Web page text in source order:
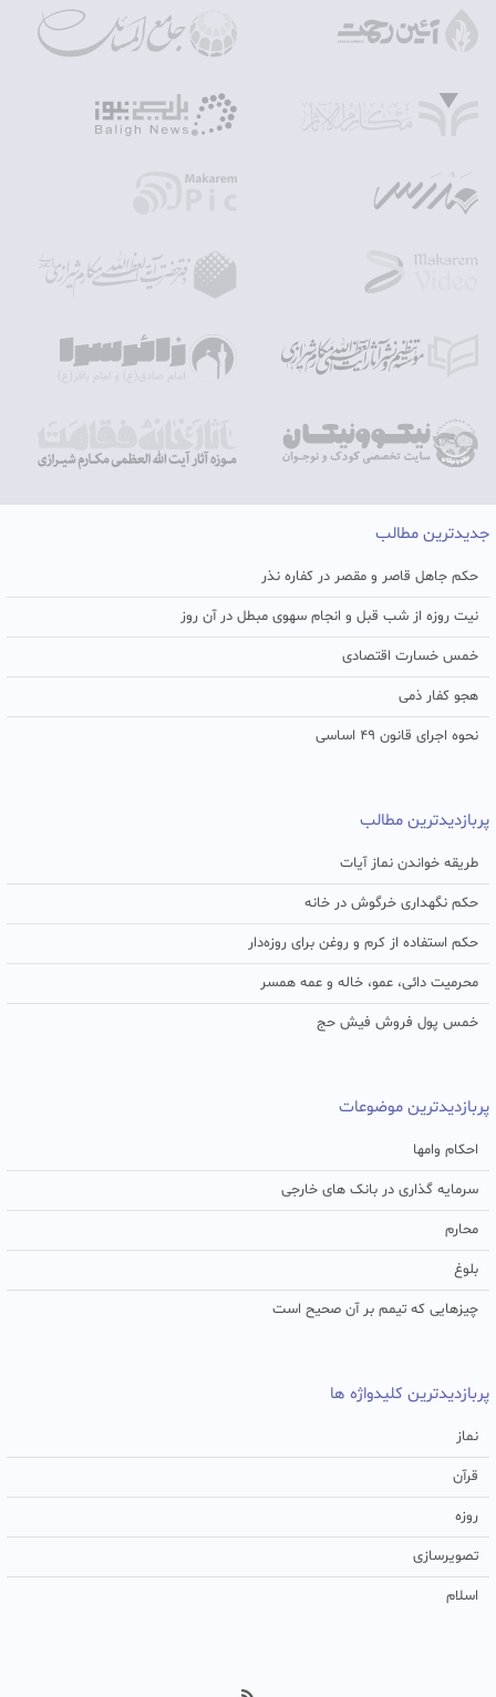
جدیدترین مطالب
حکم جاهل قاصر و مقصر در کفاره نذر
نیت روزه از شب قبل و انجام سهوی مبطل در آن روز
خمس خسارت اقتصادی
هجو کفار ذمی
نحوه اجرای قانون ۴۹ اساسی
پربازدیدترین مطالب
طریقه خواندن نماز آیات
حکم نگهداری خرگوش در خانه
حکم استفاده از کرم و روغن برای روزه‌دار
محرمیت دائی، عمو، خاله و عمه همسر
خمس پول فروش فیش حج
پربازدیدترین موضوعات
احکام وامها
سرمایه گذاری در بانک های خارجی
محارم
بلوغ
چیزهایی که تیمم بر آن صحیح است
پربازدیدترین کلیدواژه ها
نماز
قرآن
روزه
تصویرسازی
اسلام